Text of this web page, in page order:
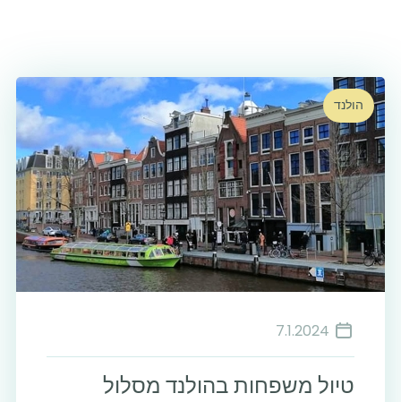
הולנד
7.1.2024
טיול משפחות בהולנד מסלול